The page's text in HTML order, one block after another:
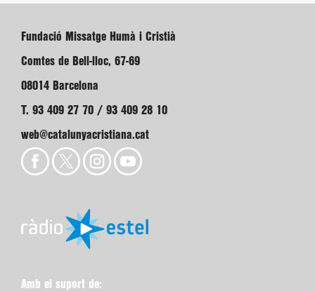
Fundació Missatge Humà i Cristià
Comtes de Bell-lloc, 67-69
08014 Barcelona
T. 93 409 27 70 / 93 409 28 10
web@catalunyacristiana.cat
Amb el suport de: